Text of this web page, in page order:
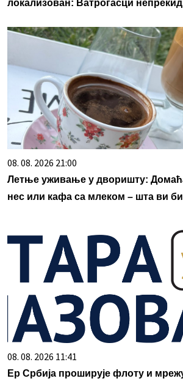
локализован: Ватрогасци
08. 08. 2026 21:00
Летње уживање у дворишту:
нес или кафа са млеком – шта ви
08. 08. 2026 11:41
Ер Србија проширује флоту и